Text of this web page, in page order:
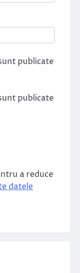
publicate
publicate
a reduce
datele